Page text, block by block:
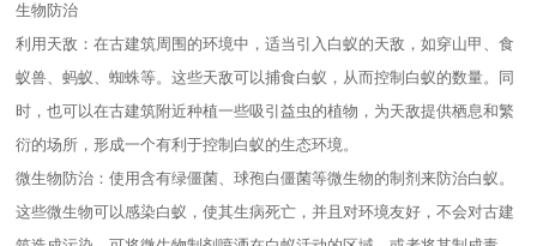
生物防治
利用天敌：在古建筑周围的环境中，适当引入白蚁的天敌，如穿山甲、食
蚁兽、蚂蚁、蜘蛛等。这些天敌可以捕食白蚁，从而控制白蚁的数量。同
时，也可以在古建筑附近种植一些吸引益虫的植物，为天敌提供栖息和繁
衍的场所，形成一个有利于控制白蚁的生态环境。
微生物防治：使用含有绿僵菌、球孢白僵菌等微生物的制剂来防治白蚁。
这些微生物可以感染白蚁，使其生病死亡，并且对环境友好，不会对古建